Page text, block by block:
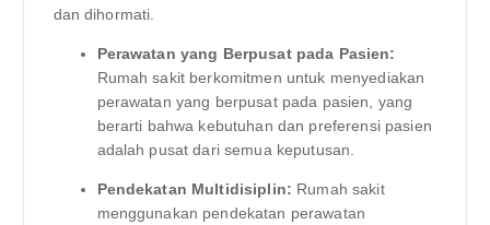
dan dihormati.
Perawatan yang Berpusat pada Pasien:
Rumah sakit berkomitmen untuk menyediakan
perawatan yang berpusat pada pasien, yang
berarti bahwa kebutuhan dan preferensi pasien
adalah pusat dari semua keputusan.
Pendekatan Multidisiplin: Rumah sakit
menggunakan pendekatan perawatan